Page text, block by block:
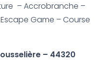
– Accrobranche –
Game – Course
– 44320